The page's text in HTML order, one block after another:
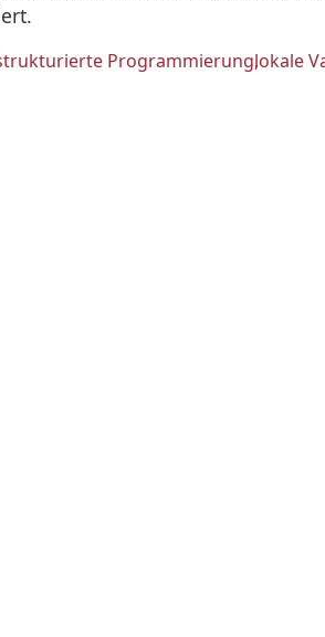
Programmierunglokale